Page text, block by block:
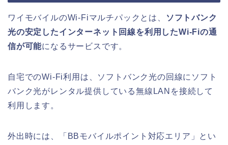
ワイモバイルのWi-Fiマルチパックとは、
ソフトバンク
光の安定したインターネット回線を利用したWi-Fiの通
信が可能になるサービスです。
自宅でのWi-Fi利用は、ソフトバンク光の回線にソフト
バンク光がレンタル提供している無線LANを接続して
利用します。
外出時には、「BBモバイルポイント対応エリア」とい